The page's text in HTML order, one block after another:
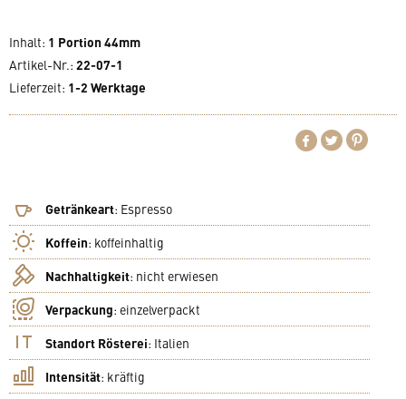
Inhalt: 1 Portion 44mm
Artikel-Nr.: 22-07-1
Lieferzeit: 1-2 Werktage
Getränkeart: Espresso
Koffein: koffeinhaltig
Nachhaltigkeit: nicht erwiesen
Verpackung: einzelverpackt
Standort Rösterei: Italien
Intensität: kräftig